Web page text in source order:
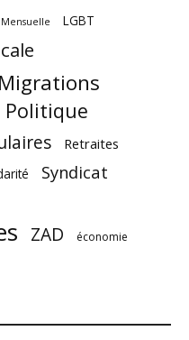
Mensuelle
LGBT
Migrations
Politique
Retraites
Syndicat
ZAD économie